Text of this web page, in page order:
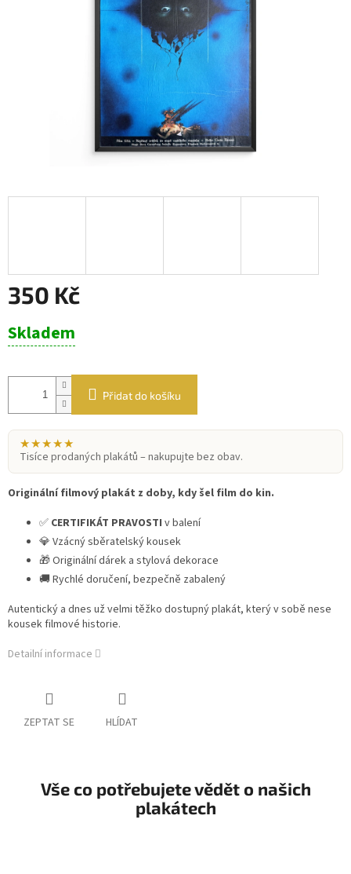
350 Kč
cena:
Skladem
Přidat do košíku
★★★★★
Tisíce prodaných plakátů – nakupujte bez obav.
Originální filmový plakát z doby, kdy šel film do kin.
✅ CERTIFIKÁT PRAVOSTI v balení
💎 Vzácný sběratelský kousek
🎁 Originální dárek a stylová dekorace
🚚 Rychlé doručení, bezpečně zabalený
Autentický a dnes už velmi těžko dostupný plakát, který v sobě nese
kousek filmové historie.
Detailní informace
ZEPTAT SE HLÍDAT
Vše co potřebujete vědět o našich
plakátech